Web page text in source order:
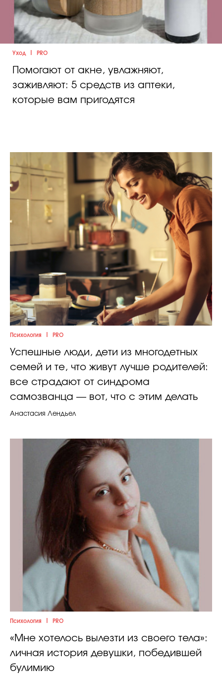
Уход PRO
Помогают от акне, увлажняют,
заживляют: 5 средств из аптеки,
которые вам пригодятся
Психология PRO
Успешные люди, дети из многодетных
семей и те, что живут лучше родителей:
все страдают от синдрома
самозванца — вот, что с этим делать
Анастасия Лендьел
Психология PRO
«Мне хотелось вылезти из своего тела»:
личная история девушки, победившей
булимию